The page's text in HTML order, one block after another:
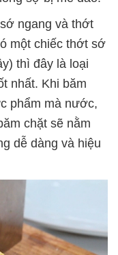
ngang và thớt
một chiếc thớt sớ
thì đây là loại
nhất. Khi băm
phẩm mà nước,
chặt sẽ nằm
dễ dàng và hiệu